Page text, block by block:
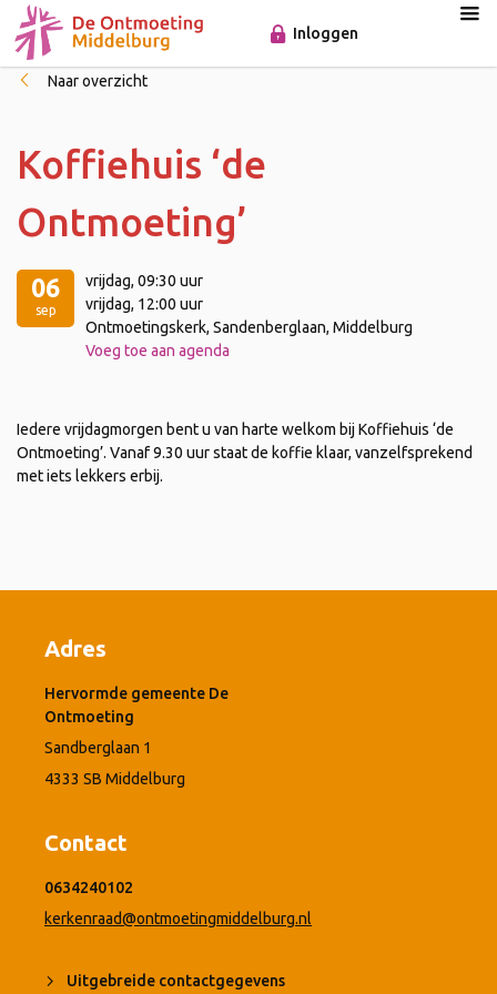
Inloggen
Naar overzicht
Koffiehuis ‘de
Ontmoeting’
06
sep
vrijdag, 09:30 uur
vrijdag, 12:00 uur
Ontmoetingskerk, Sandenberglaan, Middelburg
Voeg toe aan agenda
Iedere vrijdagmorgen bent u van harte welkom bij Koffiehuis ‘de
Ontmoeting’. Vanaf 9.30 uur staat de koffie klaar, vanzelfsprekend
met iets lekkers erbij.
Adres
Hervormde gemeente De
Ontmoeting
Sandberglaan 1
4333 SB Middelburg
Contact
0634240102
kerkenraad@ontmoetingmiddelburg.nl
Uitgebreide contactgegevens